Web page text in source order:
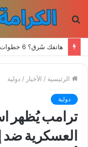
هاتفك سُرق؟ 6 خطوات عاجلة لحماية حساباتك وبياناتك
الرئيسية / الأخبار / دولية
دولية
ترامب يُظهر
العسكرية